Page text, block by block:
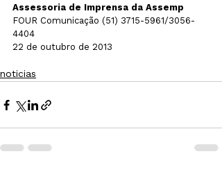
Assessoria de Imprensa da Assemp
FOUR Comunicação (51) 3715-5961/3056-
4404
22 de outubro de 2013
noticias